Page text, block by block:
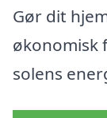
Gør dit
økonomisk
solens